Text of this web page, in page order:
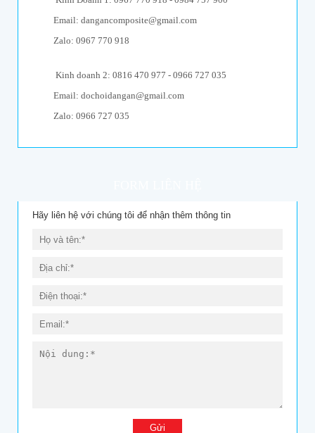
Email: dangancomposite@gmail.com
Zalo: 0967 770 918
Kinh doanh 2: 0816 470 977 - 0966 727 035
Email: dochoidangan@gmail.com
Zalo: 0966 727 035
Hãy liên hệ với chúng tôi để nhận thêm thông tin